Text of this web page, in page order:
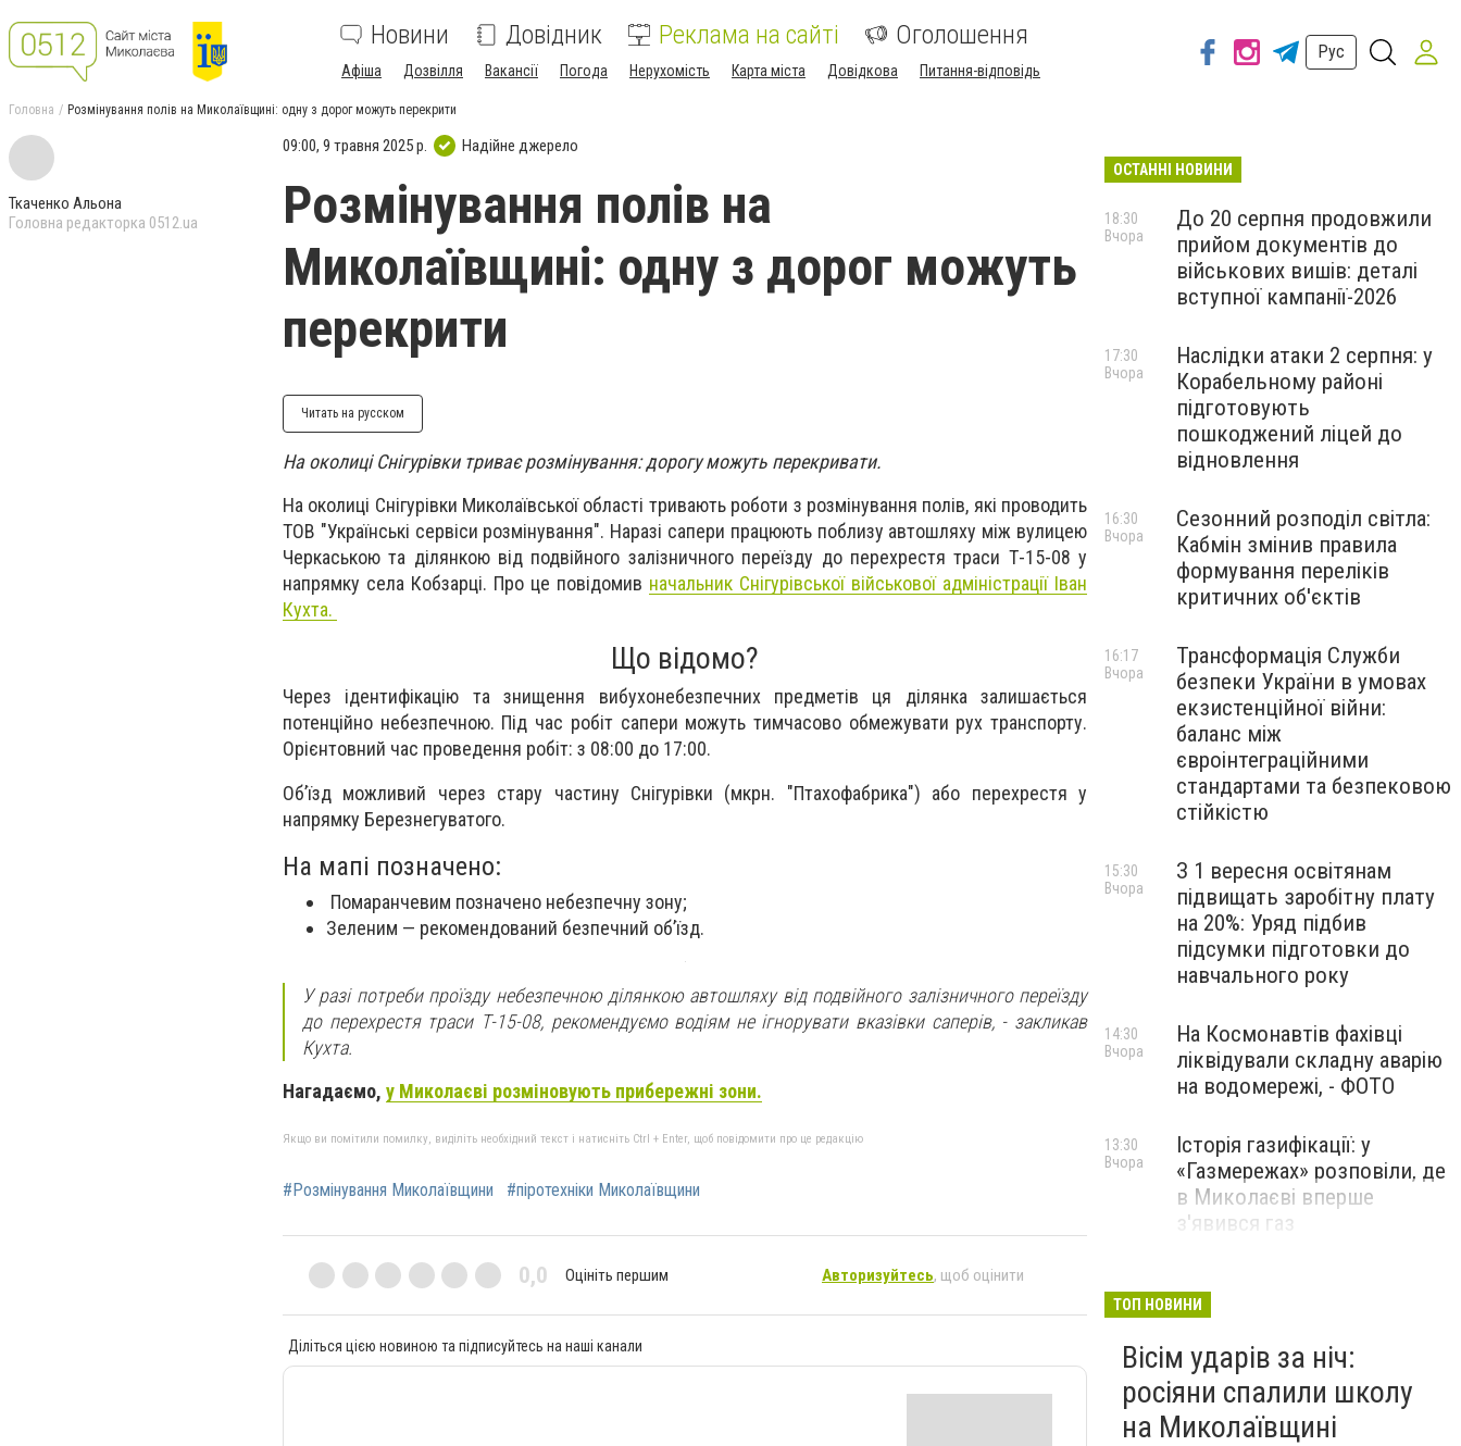
Новини Довідник Реклама на сайті Оголошення
Афіша Дозвілля Вакансії Погода Нерухомість Карта міста Довідкова Питання-відповідь
Рус
Головна Розмінування полів на Миколаївщині: одну з дорог можуть перекрити
Ткаченко Альона
Головна редакторка 0512.ua
09:00, 9 травня 2025 р. Надійне джерело
Розмінування полів на
Миколаївщині: одну з дорог можуть
перекрити
Читать на русском
На околиці Снігурівки триває розмінування: дорогу можуть перекривати.
На околиці Снігурівки Миколаївської області тривають роботи з розмінування полів, які проводить
ТОВ "Українські сервіси розмінування". Наразі сапери працюють поблизу автошляху між вулицею
Черкаською та ділянкою від подвійного залізничного переїзду до перехрестя траси Т-15-08 у
напрямку села Кобзарці. Про це повідомив начальник Снігурівської військової адміністрації Іван
Кухта.
Що відомо?
Через ідентифікацію та знищення вибухонебезпечних предметів ця ділянка залишається
потенційно небезпечною. Під час робіт сапери можуть тимчасово обмежувати рух транспорту.
Орієнтовний час проведення робіт: з 08:00 до 17:00.
Об’їзд можливий через стару частину Снігурівки (мкрн. "Птахофабрика") або перехрестя у
напрямку Березнегуватого.
На мапі позначено:
Помаранчевим позначено небезпечну зону;
Зеленим — рекомендований безпечний об’їзд.
У разі потреби проїзду небезпечною ділянкою автошляху від подвійного залізничного переїзду
до перехрестя траси Т-15-08, рекомендуємо водіям не ігнорувати вказівки саперів,- закликав
Кухта.
Нагадаємо, у Миколаєві розміновують прибережні зони.
Якщо ви помітили помилку, виділіть необхідний текст і натисніть Ctrl + Enter, щоб повідомити про це редакцію
#Розмінування Миколаївщини #піротехніки Миколаївщини
0,0 Оцініть першим Авторизуйтесь, щоб оцінити
Діліться цією новиною та підписуйтесь на наші канали
ОСТАННІ НОВИНИ
До 20 серпня продовжили
прийом документів до
військових вишів: деталі
вступної кампанії-2026
18:30
Вчора
Наслідки атаки 2 серпня: у
Корабельному районі
підготовують
пошкоджений ліцей до
відновлення
17:30
Вчора
Сезонний розподіл світла:
Кабмін змінив правила
формування переліків
критичних об'єктів
16:30
Вчора
Трансформація Служби
безпеки України в умовах
екзистенційної війни:
баланс між
євроінтеграційними
стандартами та безпековою
стійкістю
16:17
Вчора
З 1 вересня освітянам
підвищать заробітну плату
на 20%: Уряд підбив
підсумки підготовки до
навчального року
15:30
Вчора
На Космонавтів фахівці
ліквідували складну аварію
на водомережі, - ФОТО
14:30
Вчора
Історія газифікації: у
«Газмережах» розповіли, де
в Миколаєві вперше
з'явився газ
13:30
Вчора
Миколаєві 2026: шукаємо
перезавантаження
ПАРТНЕРСЬКИЙ СПЕЦПРОЄКТ
Вчора
ТОП НОВИНИ
Вісім ударів за ніч:
росіяни спалили школу
на Миколаївщині